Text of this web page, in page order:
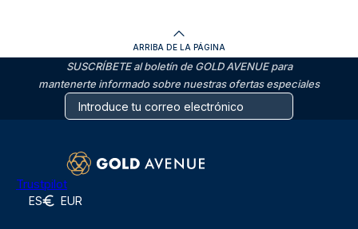
ARRIBA DE LA PÁGINA
SUSCRÍBETE al boletín de GOLD AVENUE para
mantenerte informado sobre nuestras ofertas especiales
Trustpilot
ES EUR